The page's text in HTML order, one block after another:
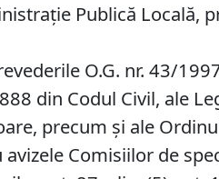
Publică
O.G. nr. 43/
din Codul Civil, ale
precum și ale
Comisiilor de